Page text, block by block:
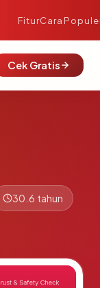
FiturCara
Cek Gratis
30.6 tahun